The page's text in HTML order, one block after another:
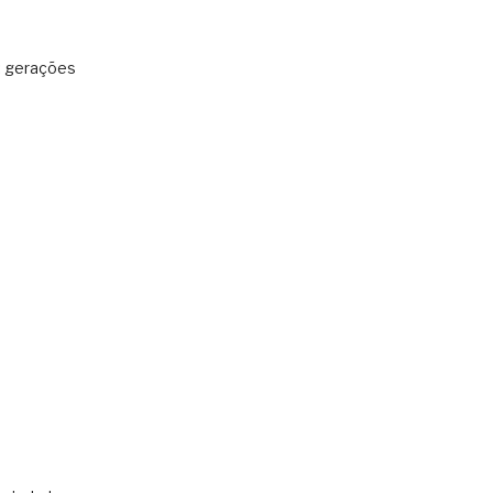
gerações